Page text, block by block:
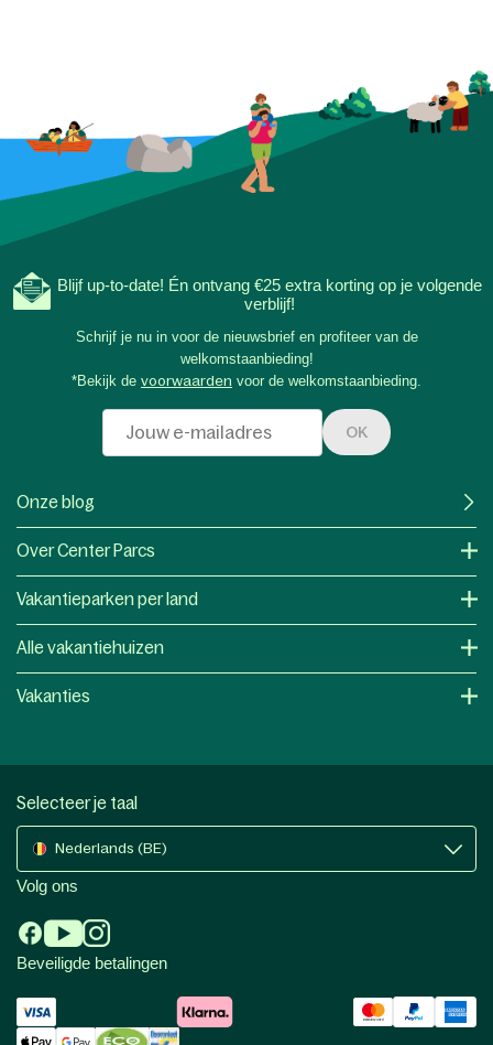
Blijf up-to-date! Én ontvang €25 extra korting op je volgende
verblijf!
Schrijf je nu in voor de nieuwsbrief en profiteer van de
welkomstaanbieding!
*Bekijk de voorwaarden voor de welkomstaanbieding.
OK
Onze blog
Over Center Parcs
Vakantieparken per land
Alle vakantiehuizen
Vakanties
Selecteer je taal
Nederlands (BE)
Volg ons
Beveiligde betalingen